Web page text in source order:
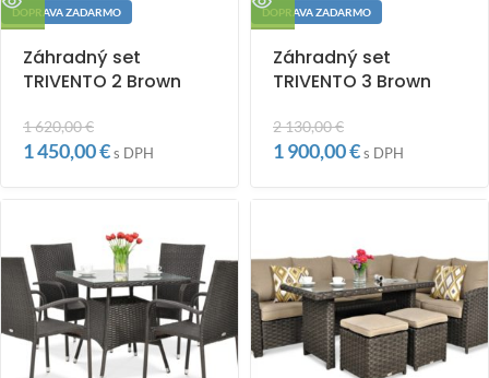
DOPRAVA ZADARMO
Záhradný set
TRIVENTO 2 Brown
1 620,00€
1 450,00€s DPH
DOPRAVA ZADARMO
Záhradný set
TRIVENTO 3 Brown
2 130,00€
1 900,00€s DPH